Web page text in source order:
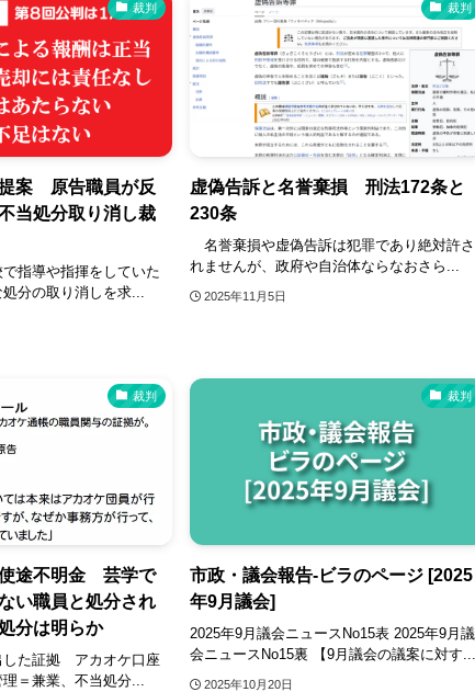
裁判
案 原告職員が反
処分取り消し裁
指導や指揮をしていた
分の取り消しを求...
裁判
虚偽告訴と名誉棄損 刑法172条と
230条
名誉棄損や虚偽告訴は犯罪であり絶対許さ
れませんが、政府や自治体ならなおさら...
2025年11月5日
裁判
途不明金 芸学で
い職員と処分され
分は明らか
した証拠 アカオケ口座
＝兼業、不当処分...
裁判
市政・議会報告‐ビラのページ [2025
年9月議会]
2025年9月議会ニュースNo15表 2025年9月議
会ニュースNo15裏 【9月議会の議案に対す...
2025年10月20日